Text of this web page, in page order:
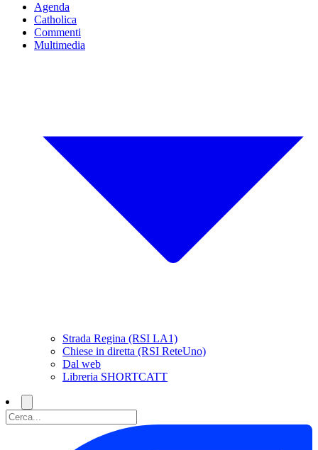
Agenda
Catholica
Commenti
Multimedia
Strada Regina (RSI LA1)
Chiese in diretta (RSI ReteUno)
Dal web
Libreria SHORTCATT